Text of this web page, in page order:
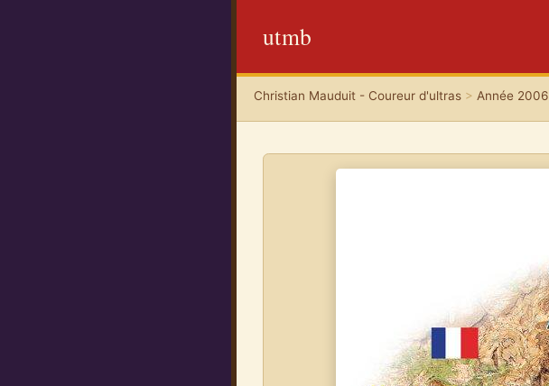
utmb
Christian Mauduit - Coureur d'ultras > Année 2006